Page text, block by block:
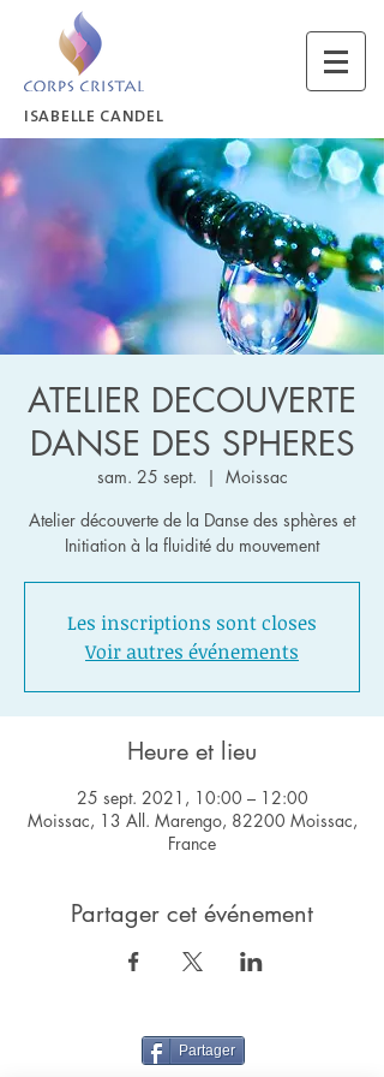
ISABELLE CANDEL
ATELIER DECOUVERTE
DANSE DES SPHERES
sam. 25 sept.
  |
Moissac
Atelier découverte de la Danse des sphères et
Initiation à la fluidité du mouvement
Les inscriptions sont closes
Voir autres événements
Heure et lieu
25 sept. 2021, 10:00 – 12:00
Moissac, 13 All. Marengo, 82200 Moissac,
France
Partager cet événement
Partager